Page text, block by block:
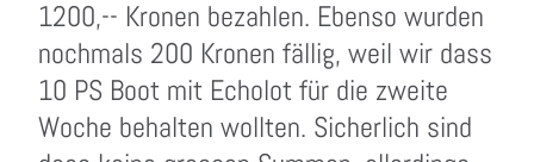
1200,-- Kronen bezahlen. Ebenso wurden
nochmals 200 Kronen fällig, weil wir dass
10 PS Boot mit Echolot für die zweite
Woche behalten wollten. Sicherlich sind